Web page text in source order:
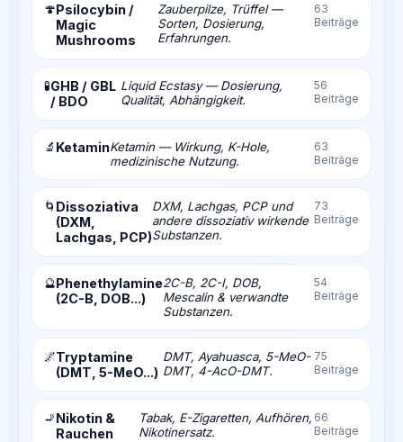
🍄Psilocybin /
Magic
Mushrooms
Zauberpilze, Trüffel —
Sorten, Dosierung,
Erfahrungen.
63
Beiträge
🧪GHB / GBL
/ BDO
Liquid Ecstasy — Dosierung,
Qualität, Abhängigkeit.
56
Beiträge
🔬 KetaminKetamin — Wirkung, K-Hole,
medizinische Nutzung.
63
Beiträge
🌀 Dissoziativa
(DXM,
Lachgas, PCP)
DXM, Lachgas, PCP und
andere dissoziativ wirkende
Substanzen.
73
Beiträge
🔮Phenethylamine
(2C-B, DOB...)
2C-B, 2C-I, DOB,
Mescalin & verwandte
Substanzen.
54
Beiträge
🌌Tryptamine
(DMT, 5-MeO...)
DMT, Ayahuasca, 5-MeO-
DMT, 4-AcO-DMT.
75
Beiträge
🚬Nikotin &
Rauchen
Tabak, E-Zigaretten, Aufhören,
Nikotinersatz.
66
Beiträge